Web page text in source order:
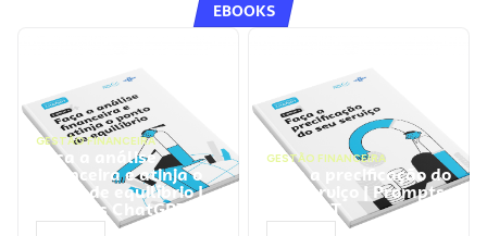
EBOOKS
GESTÃO FINANCEIRA
Faça a análise
financeira e atinja o
ponto de equilíbrio |
Prompts ChatGPT
GESTÃO FINANCEIRA
Faça a precificação do
seu serviço | Prompts
ChatGPT